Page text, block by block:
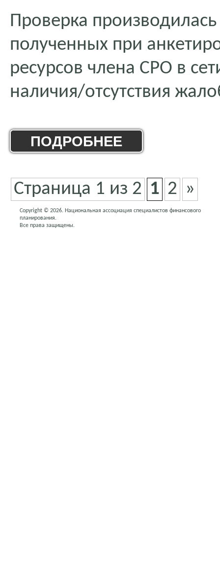
Проверка
полученных при
ресурсов члена СРО в
наличия/отсутствия
ПОДРОБНЕЕ
Страница 1 из 2 1 2 »
Copyright © 2026. Национальная ассоциация специалистов финансового
планирования.
Все права защищены.